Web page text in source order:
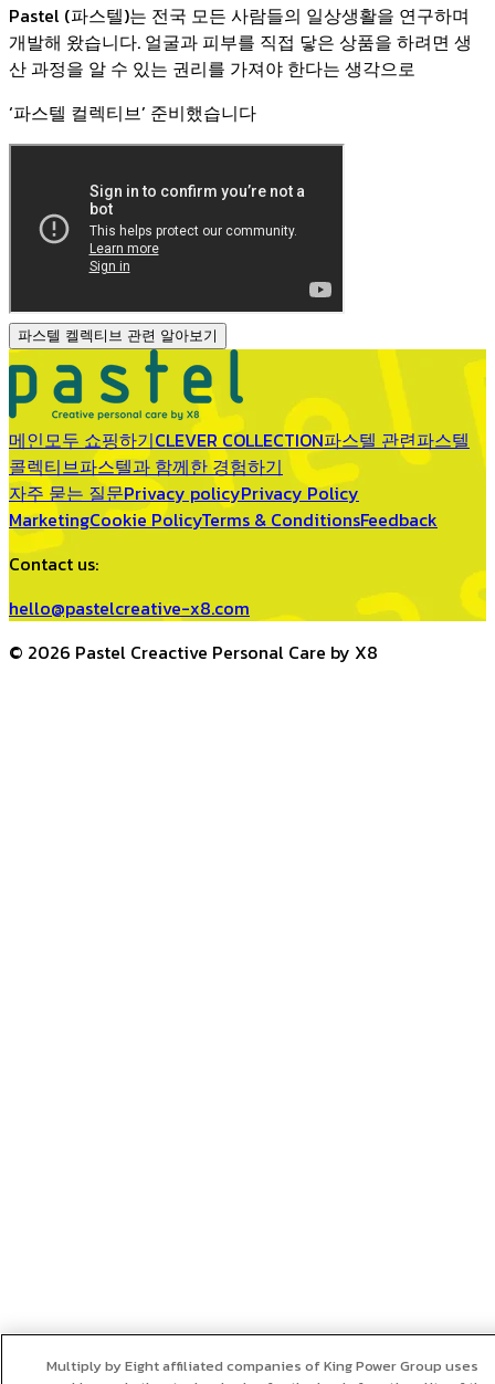
Pastel (파스텔)는 전국 모든 사람들의 일상생활을 연구하며
개발해 왔습니다. 얼굴과 피부를 직접 닿은 상품을 하려면 생
산 과정을 알 수 있는 권리를 가져야 한다는 생각으로
‘파스텔 컬렉티브’ 준비했습니다
파스텔 켈렉티브 관련 알아보기
메인모두 쇼핑하기CLEVER COLLECTION파스텔 관련파스텔
콜렉티브파스텔과 함께한 경험하기
자주 묻는 질문Privacy policyPrivacy Policy
MarketingCookie PolicyTerms & ConditionsFeedback
Contact us:
hello@pastelcreative-x8.com
© 2026 Pastel Creactive Personal Care by X8
Multiply by Eight affiliated companies of King Power Group uses